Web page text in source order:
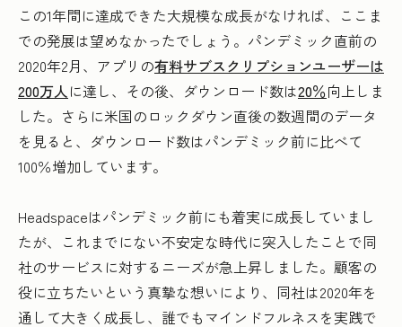
この1年間に達成できた大規模な成長がなければ、ここま
での発展は望めなかったでしょう。パンデミック直前の
2020年2月、アプリの有料サブスクリプションユーザーは
200万人に達し、その後、ダウンロード数は20％向上しま
した。さらに米国のロックダウン直後の数週間のデータ
を見ると、ダウンロード数はパンデミック前に比べて
100％増加しています。
Headspaceはパンデミック前にも着実に成長していまし
たが、これまでにない不安定な時代に突入したことで同
社のサービスに対するニーズが急上昇しました。顧客の
役に立ちたいという真摯な想いにより、同社は2020年を
通して大きく成長し、誰でもマインドフルネスを実践で